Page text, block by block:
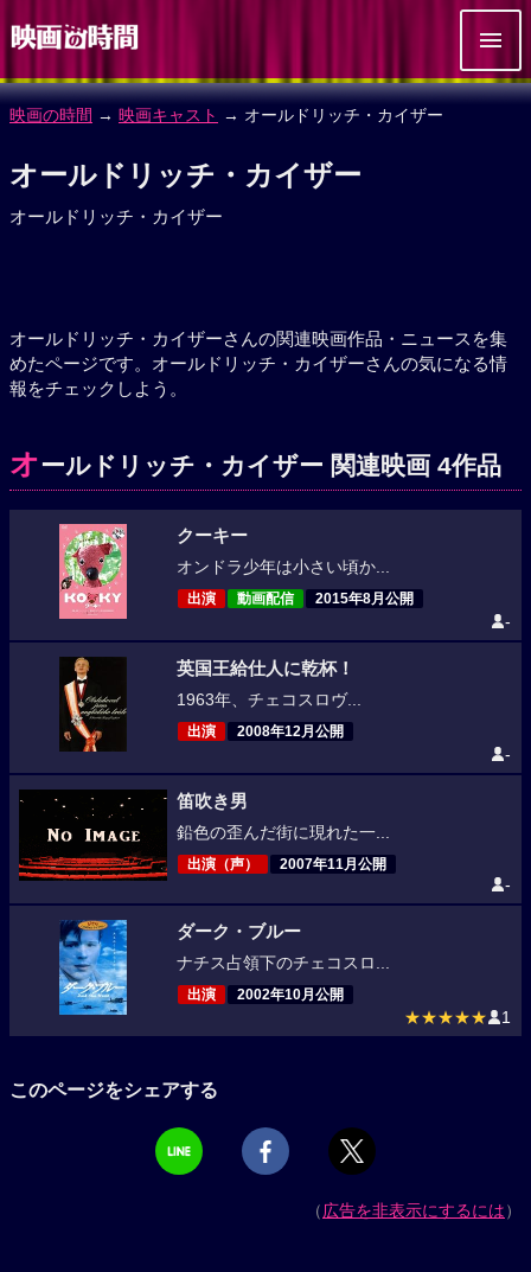
映画の時間 → 映画キャスト → オールドリッチ・カイザー
オールドリッチ・カイザー
オールドリッチ・カイザー
オールドリッチ・カイザーさんの関連映画作品・ニュースを集
めたページです。オールドリッチ・カイザーさんの気になる情
報をチェックしよう。
オールドリッチ・カイザー 関連映画 4作品
クーキー
オンドラ少年は小さい頃か...
出演 動画配信 2015年8月公開
-
英国王給仕人に乾杯！
1963年、チェコスロヴ...
出演 2008年12月公開
-
笛吹き男
鉛色の歪んだ街に現れた一...
出演（声） 2007年11月公開
-
ダーク・ブルー
ナチス占領下のチェコスロ...
出演 2002年10月公開
★★★★★ 1
このページをシェアする
（広告を非表示にするには）